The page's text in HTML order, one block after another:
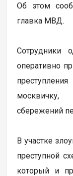
Об этом
главка МВД.
Сотрудники
оперативно
сбережений
В участке
преступной
который и